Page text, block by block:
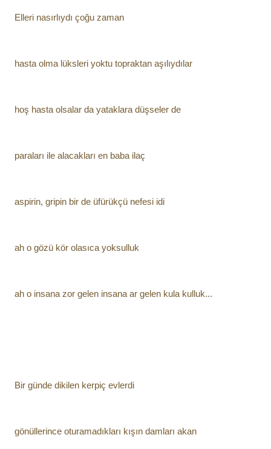
Elleri nasırlıydı çoğu zaman
hasta olma lüksleri yoktu topraktan aşılıydılar
hoş hasta olsalar da yataklara düşseler de
paraları ile alacakları en baba ilaç
aspirin, gripin bir de üfürükçü nefesi idi
ah o gözü kör olasıca yoksulluk
ah o insana zor gelen insana ar gelen kula kulluk...
Bir günde dikilen kerpiç evlerdi
gönüllerince oturamadıkları kışın damları akan